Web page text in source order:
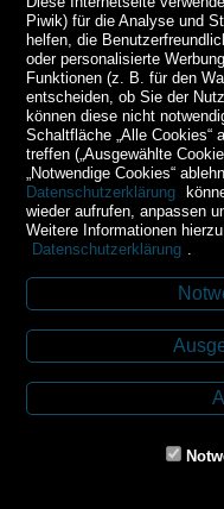
E-Mail:
Piwik) für die Analyse und
helfen, die
oder personalisierte
Funktionen (z. B. für den
entscheiden, ob Sie der
können diese nicht
Schaltfläche „Alle Cookies“
treffen („Ausgewählte
„Notwendige Cookies“
Datenschutzerklärung
wieder aufrufen, anpassen
Weitere Informationen
Datenschutzerklärung